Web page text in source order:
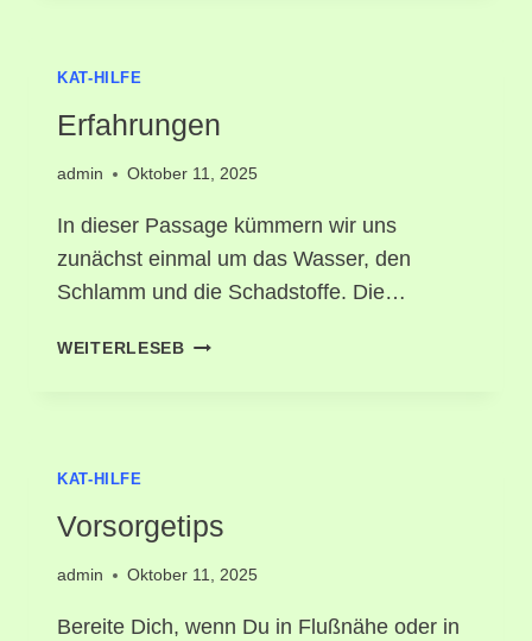
KAT-HILFE
Erfahrungen
admin Oktober 11, 2025
In dieser Passage kümmern wir uns
zunächst einmal um das Wasser, den
Schlamm und die Schadstoffe. Die…
WEITERLESEB
KAT-HILFE
Vorsorgetips
admin Oktober 11, 2025
Bereite Dich, wenn Du in Flußnähe oder in